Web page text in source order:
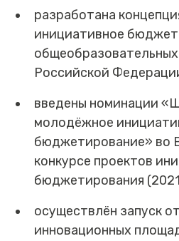
разработана
инициативное
Российской
введены номинации
молодёжное
бюджетирование» во
конкурсе проектов
бюджетирования (2021
осуществлён запуск
инновационных